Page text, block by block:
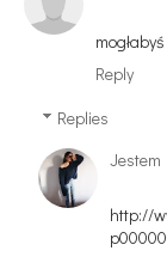
Reply
Replies
Jestem
http://